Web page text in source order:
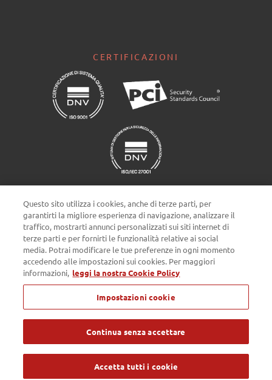
CERTIFICAZIONI
Impostazioni cookie
Privacy policy Cookie Policy
Passepartout s.p.a. - Società a socio unico - c/o SM HUB - Via
Consiglio dei Sessanta 99, 47891 Dogana Repubblica di San Marino
- Tel. 0549 978011 - Numero Verde 800 414243 - Codice Operatore
Economico SM03473 - Iscrizione Registro Società n° 6210 del 6
agosto 2010 - Iscrizione Registro delle attività e-commerce n° 55 -
Capitale Sociale € 4.800.000 i.v. - Tutti i diritti riservati
Questo sito utilizza i cookies, anche di terze parti, per
garantirti la migliore esperienza di navigazione, analizzare il
traffico, mostrarti annunci personalizzati sui siti internet di
terze parti e per fornirti le funzionalità relative ai social
media. Potrai modificare le tue preferenze in ogni momento
accedendo alle impostazioni sui cookies. Per maggiori
informazioni, leggi la nostra Cookie Policy
Impostazioni cookie
Continua senza accettare
Accetta tutti i cookie